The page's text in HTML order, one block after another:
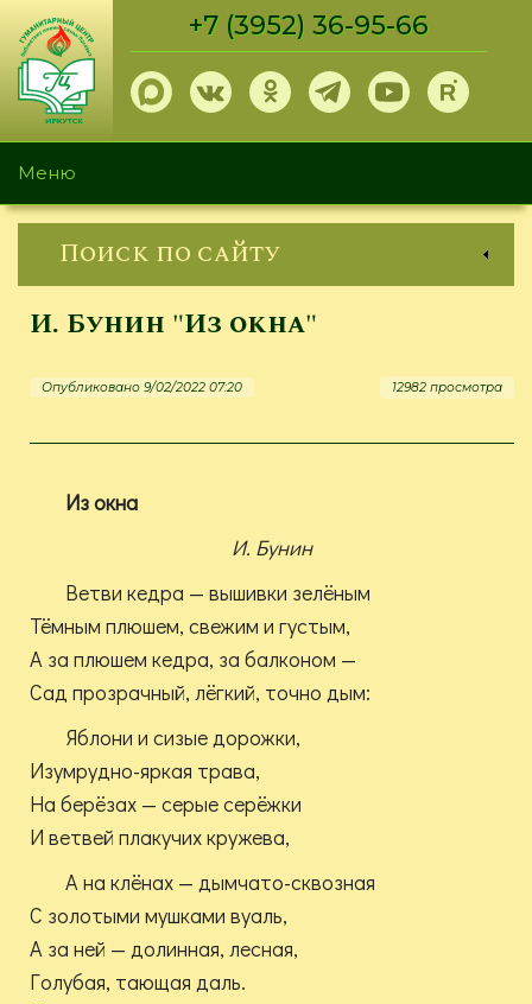
Перейти
основному
содержанию
+7 (3952) 36-95-66
Меню
Поиск по сайту
И. Бунин "Из окна"
Опубликовано 9/02/2022 07:20 12982 просмотра
Из окна
И. Бунин
Ветви кедра — вышивки зелёным
Тёмным плюшем, свежим и густым,
А за плюшем кедра, за балконом —
Сад прозрачный, лёгкий, точно дым:
Яблони и сизые дорожки,
Изумрудно-яркая трава,
На берёзах — серые серёжки
И ветвей плакучих кружева,
А на клёнах — дымчато-сквозная
С золотыми мушками вуаль,
А за ней — долинная, лесная,
Голубая, тающая даль.